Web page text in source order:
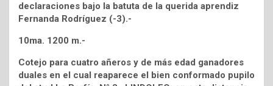
declaraciones bajo la batuta de la querida aprendiz
Fernanda Rodríguez (-3).-
10ma. 1200 m.-
Cotejo para cuatro añeros y de más edad ganadores
duales en el cual reaparece el bien conformado pupilo